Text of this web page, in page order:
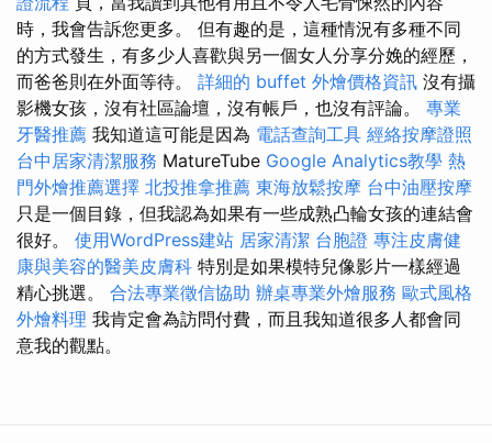
時，我會告訴您更多。 但有趣的是，這種情況有多種不同
的方式發生，有多少人喜歡與另一個女人分享分娩的經歷，
而爸爸則在外面等待。 詳細的 buffet 外燴價格資訊 沒有攝
影機女孩，沒有社區論壇，沒有帳戶，也沒有評論。 專業
牙醫推薦 我知道這可能是因為 電話查詢工具 經絡按摩證照
台中居家清潔服務 MatureTube Google Analytics教學 熱
門外燴推薦選擇 北投推拿推薦 東海放鬆按摩 台中油壓按摩
只是一個目錄，但我認為如果有一些成熟凸輪女孩的連結會
很好。 使用WordPress建站 居家清潔 台胞證 專注皮膚健
康與美容的醫美皮膚科 特別是如果模特兒像影片一樣經過
精心挑選。 合法專業徵信協助 辦桌專業外燴服務 歐式風格
外燴料理 我肯定會為訪問付費，而且我知道很多人都會同
意我的觀點。